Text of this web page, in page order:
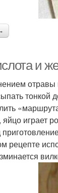
и
отравы
играет
рецепте